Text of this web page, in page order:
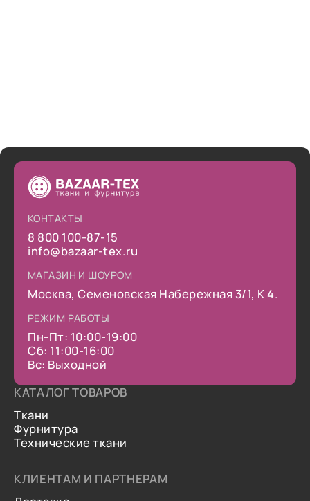
КОНТАКТЫ
8 800 100-87-15
info@bazaar-tex.ru
МАГАЗИН И ШОУРОМ
Москва, Семеновская Набережная 3/1, К 4.
РЕЖИМ РАБОТЫ
Пн-Пт: 10:00-19:00
Сб: 11:00-16:00
Вс: Выходной
КАТАЛОГ ТОВАРОВ
Ткани
Фурнитура
Технические ткани
КЛИЕНТАМ И ПАРТНЕРАМ